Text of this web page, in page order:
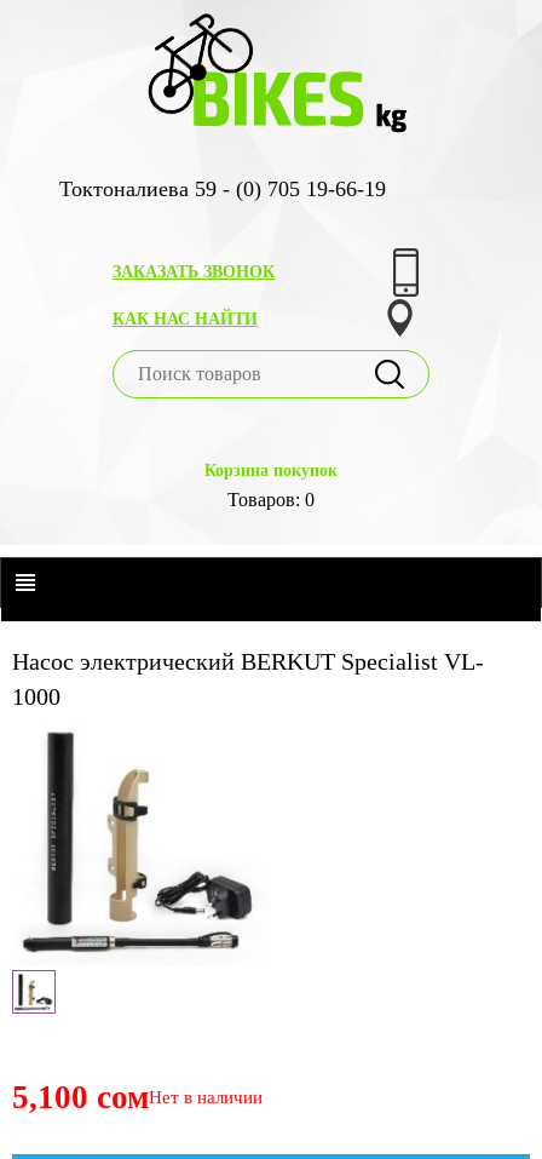
Токтоналиева 59 - (0) 705 19-66-19
ЗАКАЗАТЬ ЗВОНОК
КАК НАС НАЙТИ
Корзина покупок
Товаров: 0
Насос электрический BERKUT Specialist VL-
1000
5,100 сомНет в наличии